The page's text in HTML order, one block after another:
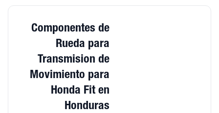
Componentes de
Rueda para
Transmision de
Movimiento para
Honda Fit en
Honduras